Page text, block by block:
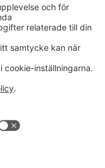
till Portalen!